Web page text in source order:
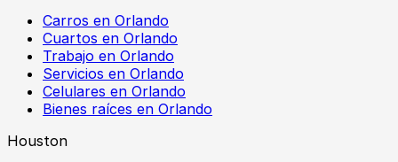
Carros en Orlando
Cuartos en Orlando
Trabajo en Orlando
Servicios en Orlando
Celulares en Orlando
Bienes raíces en Orlando
Houston